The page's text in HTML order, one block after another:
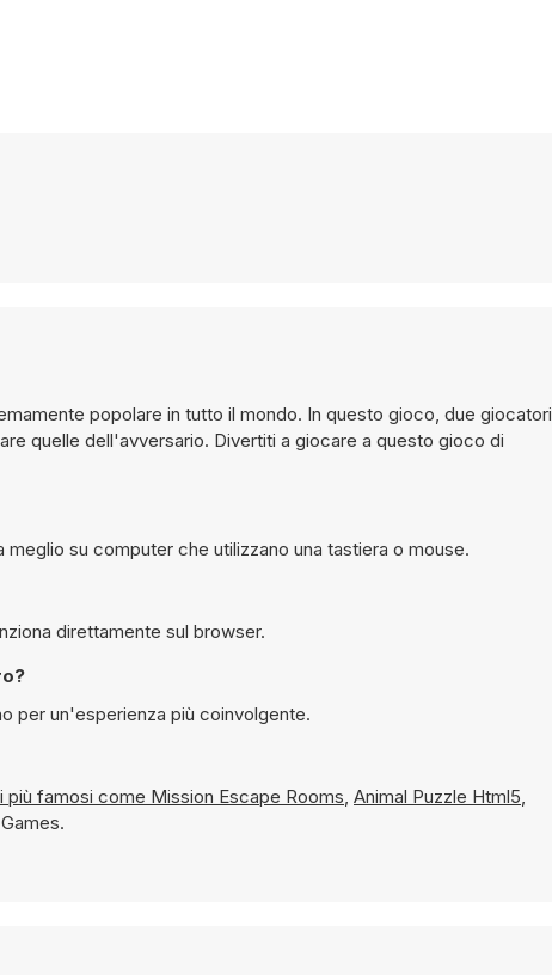
popolare in tutto il mondo. In questo gioco, due giocatori
quelle dell'avversario. Divertiti a giocare a questo gioco di
su computer che utilizzano una tastiera o mouse.
a Checkers By Fireplace su Y8 e funziona direttamente sul browser.
interno per un'esperienza più coinvolgente.
i titoli più famosi come Mission Escape Rooms, Animal Puzzle Html5,